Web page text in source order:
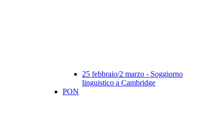
25 febbraio/2 marzo - Soggiorno
linguistico a Cambridge
PON